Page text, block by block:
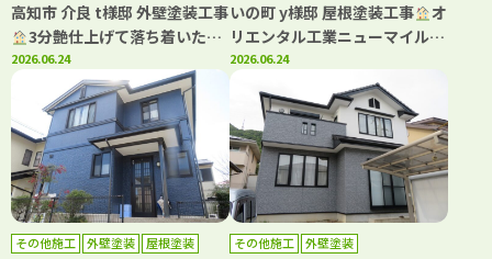
高知市 介良 t様邸 外壁塗装工事
3分艶仕上げて落ち着いた印
象になりました(^^)
2026.06.24
いの町 y様邸 屋根塗装工事
オ
リエンタル工業ニューマイルド
優雅・タフグロスコート仕上げ
て塗装しました(^^)
2026.06.24
その他施工 外壁塗装 屋根塗装 その他施工 外壁塗装